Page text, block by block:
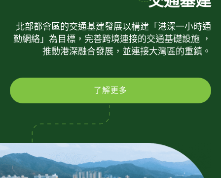
北部都會區的交通基建發展以構建「港深一小時通
勤網絡」為目標，完善跨境連接的交通基礎設施 ，
推動港深融合發展，並連接大灣區的重鎮。
了解更多